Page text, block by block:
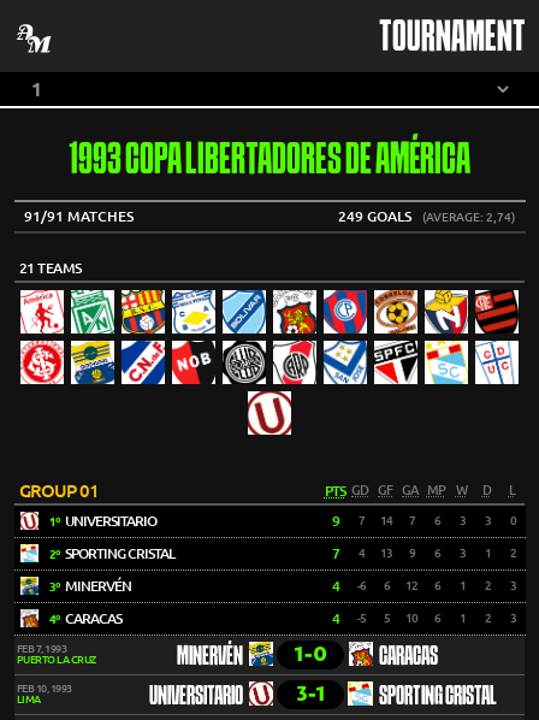
TOURNAMENT
1993 COPA LIBERTADORES DE AMÉRICA
91/91 MATCHES 249 GOALS (AVERAGE: 2,74)
21 TEAMS
GROUP 01 PTS GD GF GA MP W D
1º UNIVERSITARIO 9 7 14 7 6 3 3 0
2º SPORTING CRISTAL 7 4 13 9 6 3 1 2
3º MINERVÉN 4 -6 6 12 6 1 2 3
4º CARACAS 4 -5 5 10 6 1 2 3
FEB 7, 1993
PUERTO LA CRUZ
MINERVÉN 1-0 CARACAS
FEB 10, 1993
LIMA
UNIVERSITARIO 3-1 SPORTING CRISTAL